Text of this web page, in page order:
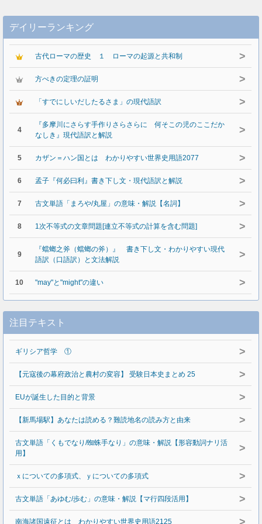
デイリーランキング
古代ローマの歴史 １ ローマの起源と共和制 >
方べきの定理の証明 >
「すでにしいだしたるさま」の現代語訳 >
4
『多摩川にさらす手作りさらさらに 何そこの児のここだか
なしき』現代語訳と解説
>
5 カザン＝ハン国とは わかりやすい世界史用語2077 >
6 孟子『何必曰利』書き下し文・現代語訳と解説 >
7 古文単語「まろや/丸屋」の意味・解説【名詞】 >
8 1次不等式の文章問題[連立不等式の計算を含む問題] >
9
『蟷螂之斧（蟷螂の斧）』 書き下し文・わかりやすい現代
語訳（口語訳）と文法解説
>
10 "may"と"might"の違い >
注目テキスト
ギリシア哲学 ① >
【元寇後の幕府政治と農村の変容】 受験日本史まとめ 25 >
EUが誕生した目的と背景 >
【新馬場駅】あなたは読める？難読地名の読み方と由来 >
古文単語「くもでなり/蜘蛛手なり」の意味・解説【形容動詞ナリ活
用】
>
ｘについての多項式、ｙについての多項式 >
古文単語「あゆむ/歩む」の意味・解説【マ行四段活用】 >
南海諸国遠征とは わかりやすい世界史用語2125 >